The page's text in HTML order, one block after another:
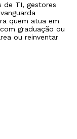
de TI, gestores
quem atua em
graduação ou
ou reinventar